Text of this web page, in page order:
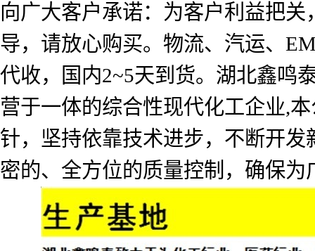
向广大客户承诺：为客户利益把
导，请放心购买。物流、汽运、
代收，国内2~5天到货。湖北鑫鸣
营于一体的综合性现代化工企业,
针，坚持依靠技术进步，不断开
密的、全方位的质量控制，确保